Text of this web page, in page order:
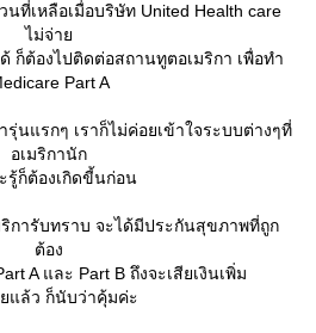
ที่เหลือเมื่อบริษัท United Health care
ไม่จ่า
ก็ต้องไปติดต่อสถานทูตอเมริกา เพื่อทำ
Part A
นแรกๆ เราก็ไม่ค่อยเข้าใจระบบต่างๆที่
อเมริกานัก
รู้ก็ต้องเกิดขี้นก่อน
การับทราบ จะได้มีประกันสุขภาพที่ถูก
ต้อง
A และ Part B ถึงจะเสียเงินเพิ่ม
แล้ว ก็นับว่าคุ้มค่ะ